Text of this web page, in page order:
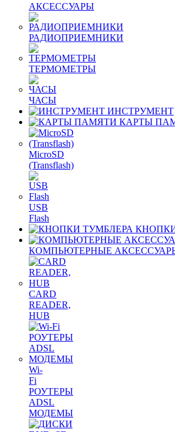
АКСЕССУАРЫ
РАДИОПРИЕМНИКИ
ТЕРМОМЕТРЫ
ЧАСЫ
ИНСТРУМЕНТ
КАРТЫ
MicroSD
(Transflash)
USB
Flash
КОМПЬЮТЕРНЫЕ
CARD
READER,
HUB
Wi-
Fi
РОУТЕРЫ
ADSL
МОДЕМЫ